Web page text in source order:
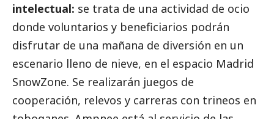
intelectual: se trata de una actividad de ocio
donde voluntarios y beneficiarios podrán
disfrutar de una mañana de diversión en un
escenario lleno de nieve, en el espacio Madrid
SnowZone. Se realizarán juegos de
cooperación, relevos y carreras con trineos en